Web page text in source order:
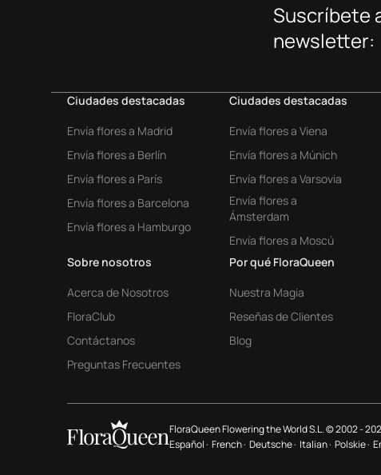
Suscríbete
newsletter:
Ciudades destacadas
Envía flores a Madrid
Envía flores a Berlín
Envía flores a París
Envía flores a Barcelona
Envía flores a Hamburgo
Ciudades destacadas
Envía flores a Viena
Envía flores a Múnich
Envía flores a Varsovia
Envía flores a
Ámsterdam
Envía flores a Moscú
Sobre nosotros
Acerca de Nosotros
FloraClub
Contáctanos
Preguntas Frecuentes
Por qué FloraQueen
Nuestra Magia
Reseñas de Clientes
Blog
FloraQueen Flowering the World S.L. © 2002 -
Español · French · Deutsche · Italian · Polskie ·